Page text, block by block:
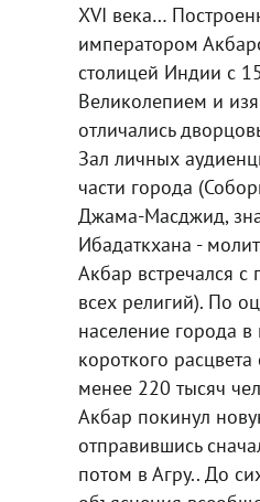
XVI века…
императором
столицей Индии с
Великолепием и
отличались
Зал личных
части города
Джама-Масджид,
Ибадаткхана -
Акбар встречался с
всех религий). По
население города в
короткого расцвета
менее 220 тысяч
Акбар покинул
отправившись
потом в Агру.. До